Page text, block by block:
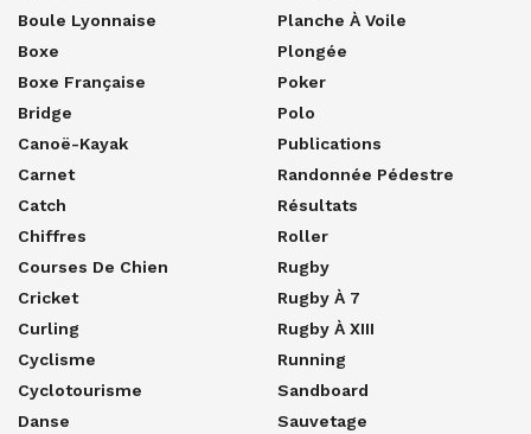
Boule Lyonnaise
Boxe
Boxe Française
Bridge
Canoë-Kayak
Carnet
Catch
Chiffres
Courses De Chien
Cricket
Curling
Cyclisme
Cyclotourisme
Danse
Planche À Voile
Plongée
Poker
Polo
Publications
Randonnée Pédestre
Résultats
Roller
Rugby
Rugby À 7
Rugby À XIII
Running
Sandboard
Sauvetage